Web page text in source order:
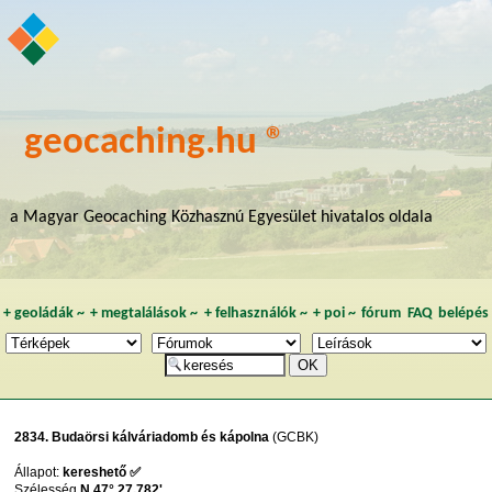
geocaching.hu ®
a Magyar Geocaching Közhasznú Egyesület hivatalos oldala
+ geoládák~ +megtalálások ~ + felhasználók~ + poi~ fórum FAQ belépés
2834. Budaörsi kálváriadomb és kápolna (GCBK)
Állapot:kereshető ✅